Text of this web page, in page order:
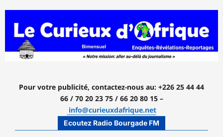
contenu
Pour votre publicité, contactez-nous au: +226 25 44 44
66 / 70 20 23 75 / 66 20 80 15 –
info@curieuxdafrique.net
Ecoutez Radio Bourgade FM